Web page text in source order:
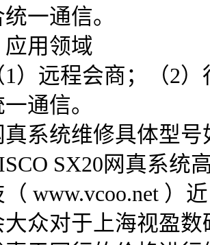
一通信。
应用领域
1）远程会商；（2
通信。
真系统维修具体型号
SX20网真系统
（ www.vcoo.net ）
大众对于上海视盈